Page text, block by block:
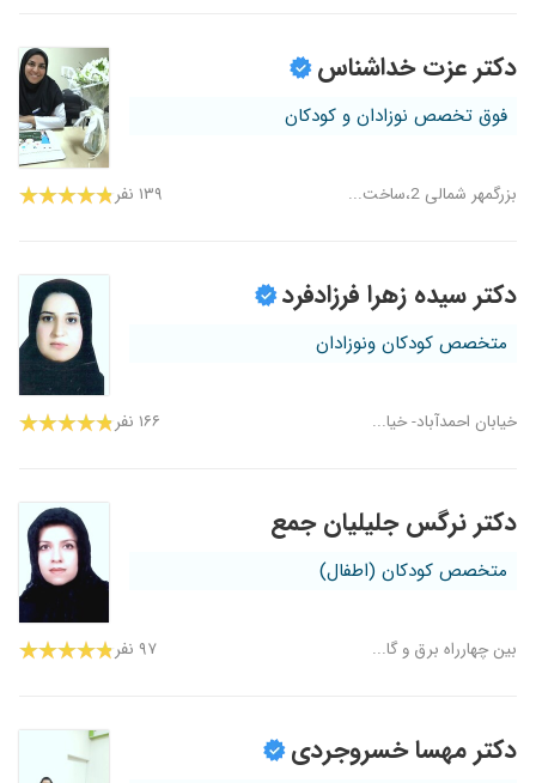
دکتر عزت خداشناس
فوق تخصص نوزادان و کودکان
بزرگمهر شمالی 2،ساخت... ۱۳۹ نفر
دکتر سیده زهرا فرزادفرد
متخصص کودکان ونوزادان
خیابان احمدآباد- خیا... ۱۶۶ نفر
دکتر نرگس جلیلیان جمع
متخصص کودکان (اطفال)
بین چهارراه برق و گا... ۹۷ نفر
دکتر مهسا خسروجردی